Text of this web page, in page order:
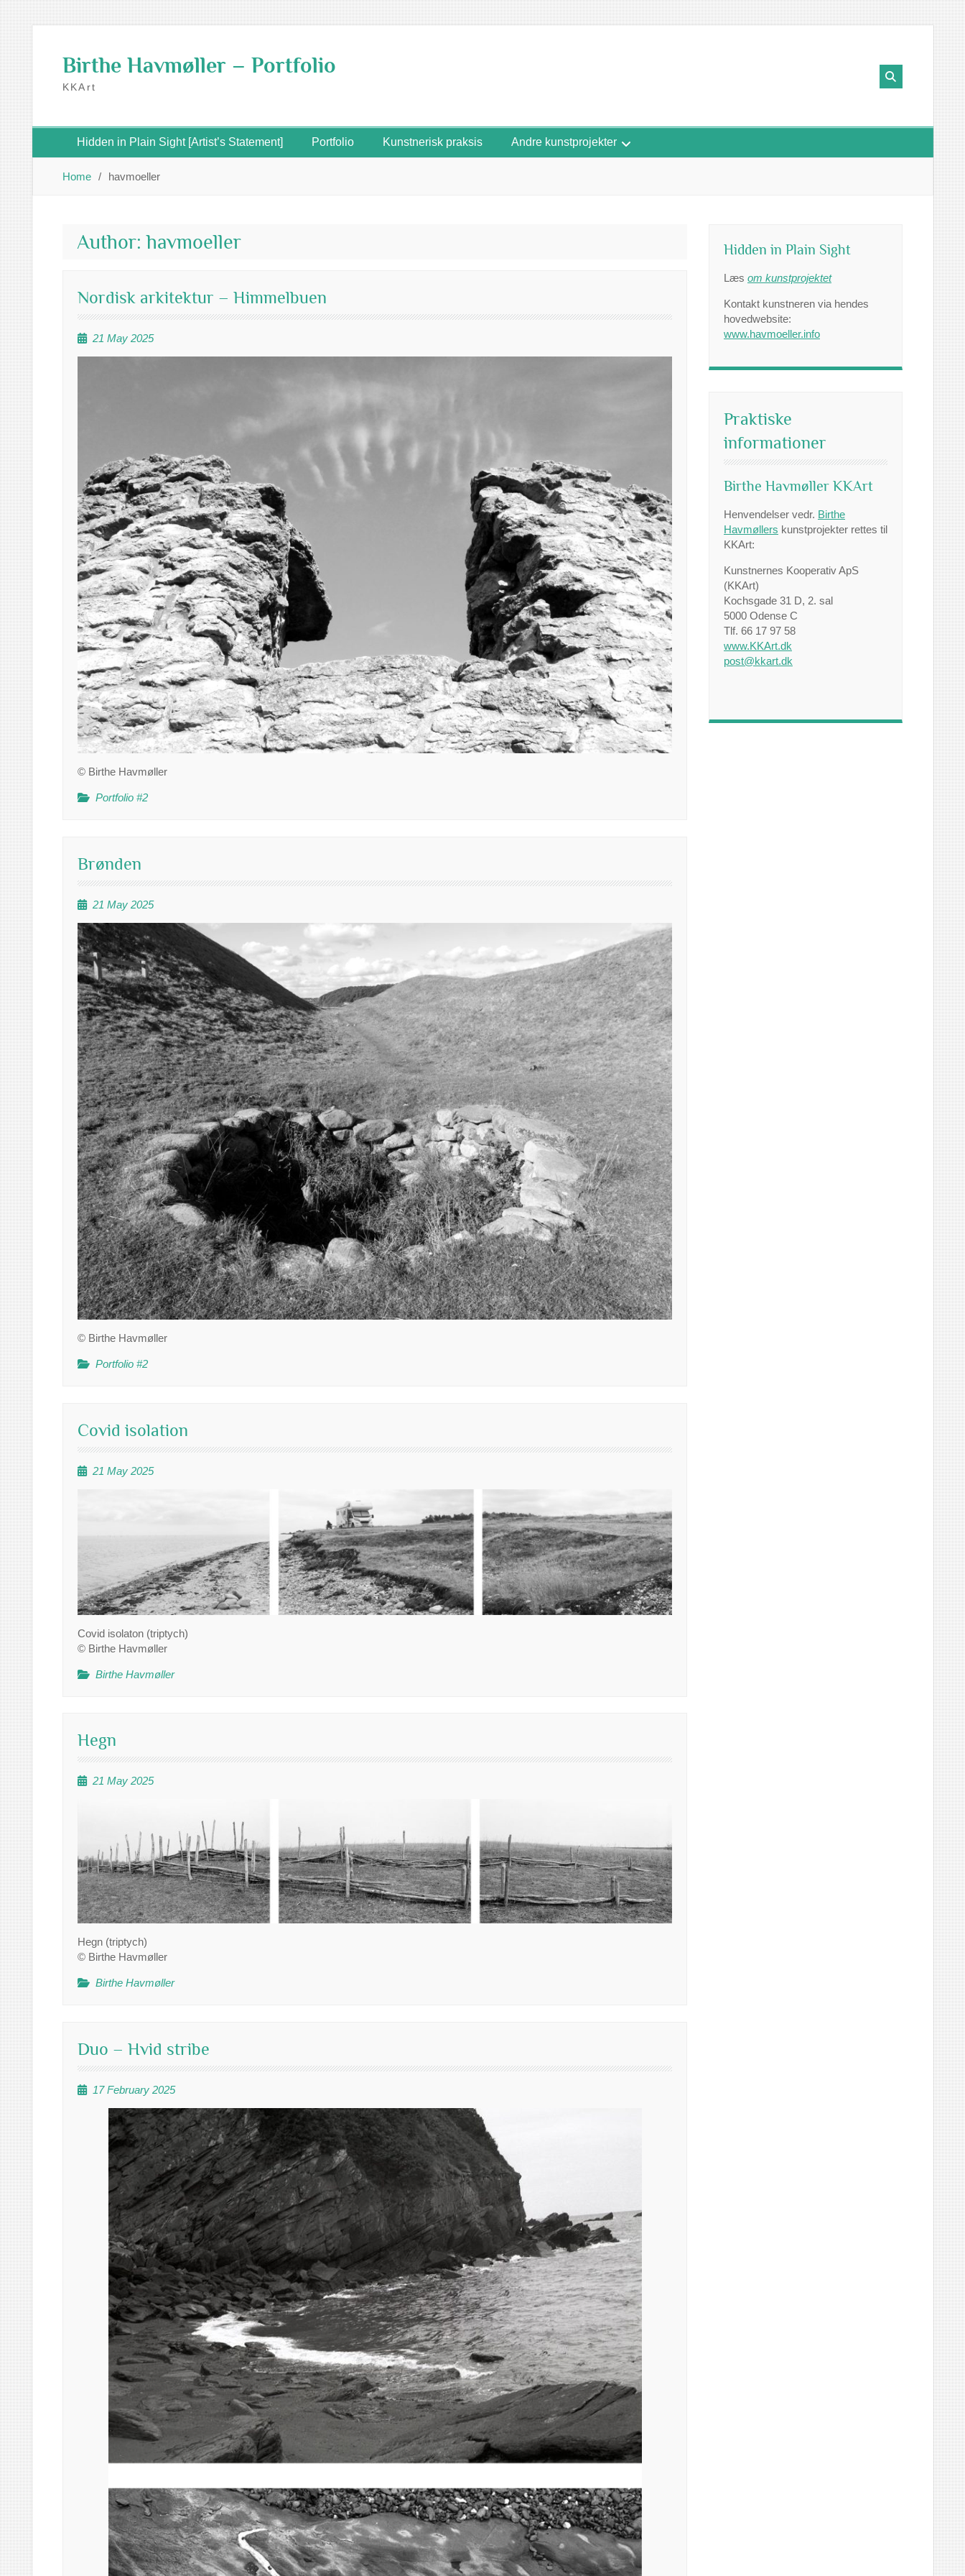
Skip
to
contentBirthe Havmøller – Portfolio
KKArt
Hidden in Plain Sight [Artist’s Statement] Portfolio Kunstnerisk praksis Andre kunstprojekter
Home havmoeller
Author:havmoeller
Nordisk arkitektur – Himmelbuen
21 May 2025
© Birthe Havmøller
Portfolio #2
Brønden
21 May 2025
© Birthe Havmøller
Portfolio #2
Covid isolation
21 May 2025
Covid isolaton (triptych)
© Birthe Havmøller
Birthe Havmøller
Hegn
21 May 2025
Hegn (triptych)
© Birthe Havmøller
Birthe Havmøller
Duo – Hvid stribe
17 February 2025
Hidden in Plain Sight
Læs om kunstprojektet
Kontakt kunstneren via hendes
hovedwebsite:
www.havmoeller.info
Praktiske
informationer
Birthe Havmøller KKArt
Henvendelser vedr. Birthe
Havmøllers kunstprojekter rettes til
KKArt:
Kunstnernes Kooperativ ApS
(KKArt)
Kochsgade 31 D, 2. sal
5000 Odense C
Tlf. 66 17 97 58
www.KKArt.dk
post@kkart.dk